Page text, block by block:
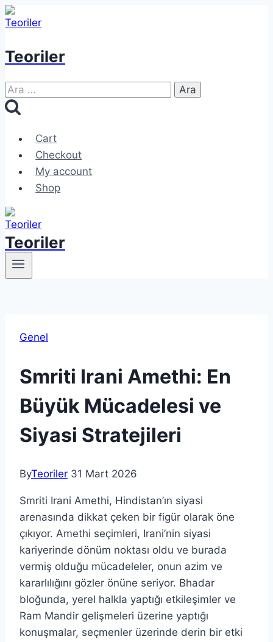
Skip
to
Teoriler
Arama:
Cart
Checkout
My account
Shop
Teoriler
Genel
Smriti Irani Amethi: En
Büyük Mücadelesi ve
Siyasi Stratejileri
ByTeoriler 31 Mart 2026
Smriti Irani Amethi, Hindistan’ın siyasi
arenasında dikkat çeken bir figür olarak öne
çıkıyor. Amethi seçimleri, Irani’nin siyasi
kariyerinde dönüm noktası oldu ve burada
vermiş olduğu mücadeleler, onun azim ve
kararlılığını gözler önüne seriyor. Bhadar
bloğunda, yerel halkla yaptığı etkileşimler ve
Ram Mandir gelişmeleri üzerine yaptığı
konuşmalar, seçmenler üzerinde derin bir etki